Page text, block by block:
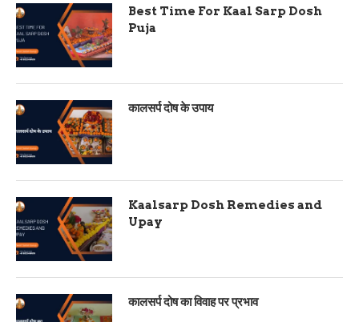
Best Time For Kaal Sarp Dosh
Puja
कालसर्प दोष के उपाय
Kaalsarp Dosh Remedies and
Upay
कालसर्प दोष का विवाह पर प्रभाव